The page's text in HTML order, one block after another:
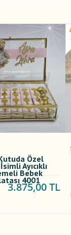
Silindir Cam
Söz, Nişan,
ve Sünnet
Kolonya
378275,00 TL